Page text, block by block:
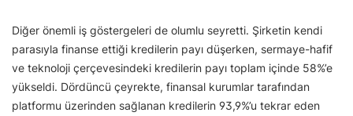
Diğer önemli iş göstergeleri de olumlu seyretti. Şirketin kendi
parasıyla finanse ettiği kredilerin payı düşerken, sermaye-hafif
ve teknoloji çerçevesindeki kredilerin payı toplam içinde 58%’e
yükseldi. Dördüncü çeyrekte, finansal kurumlar tarafından
platformu üzerinden sağlanan kredilerin 93,9%’u tekrar eden